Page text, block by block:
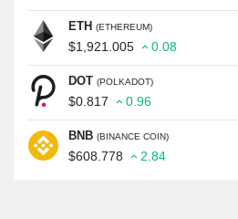
ETH (ETHEREUM)
$1,921.005 0.08
DOT (POLKADOT)
$0.817 0.96
BNB (BINANCE COIN)
$608.778 2.84